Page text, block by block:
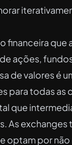
financeira que
ações,
de valores é
para todas as
que
As
optam por